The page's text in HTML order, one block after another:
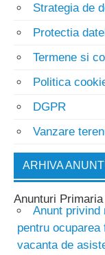
Strategia de
Protectia
Termene si
Politica
DGPR
Vanzare
ARHIVA
Anunturi Primaria
Anunt privind
pentru
vacanta de